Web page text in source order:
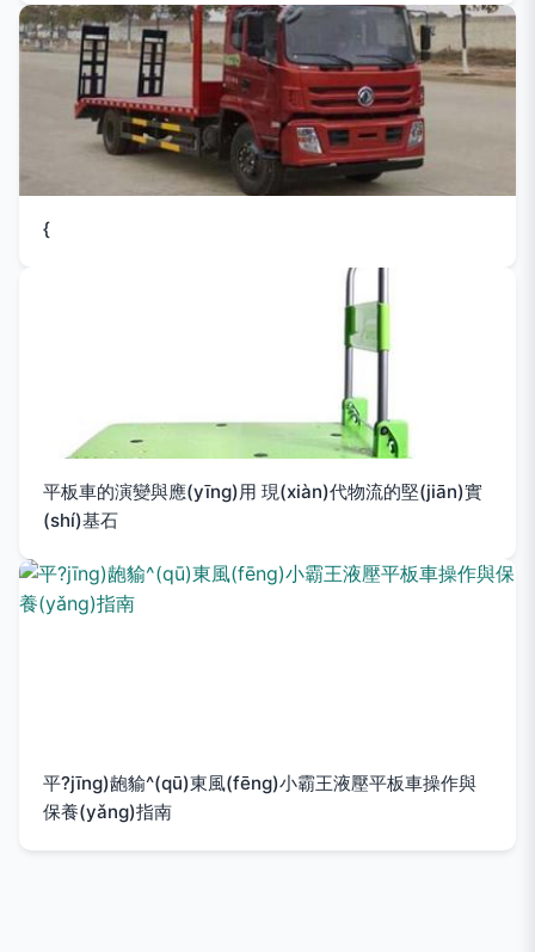
{
平板車的演變與應(yīng)用 現(xiàn)代物流的堅(jiān)實
(shí)基石
平?jīng)龅貐^(qū)東風(fēng)小霸王液壓平板車操作與
保養(yǎng)指南